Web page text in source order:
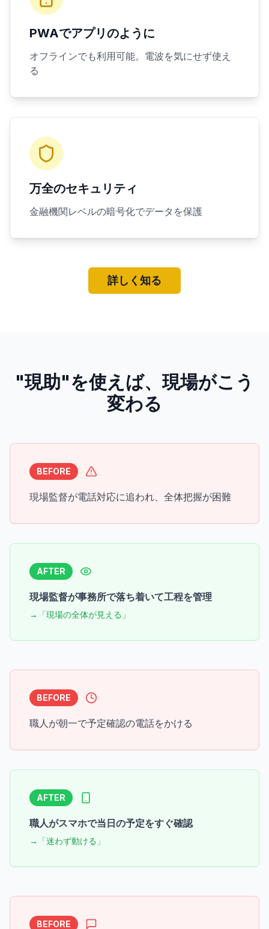
PWAでアプリのように
オフラインでも利用可能。電波を気にせず使え
る
万全のセキュリティ
金融機関レベルの暗号化でデータを保護
詳しく知る
"現助"を使えば、現場がこう
変わる
BEFORE
現場監督が電話対応に追われ、全体把握が困難
AFTER
現場監督が事務所で落ち着いて工程を管理
→「現場の全体が見える」
BEFORE
職人が朝一で予定確認の電話をかける
AFTER
職人がスマホで当日の予定をすぐ確認
→「迷わず動ける」
BEFORE